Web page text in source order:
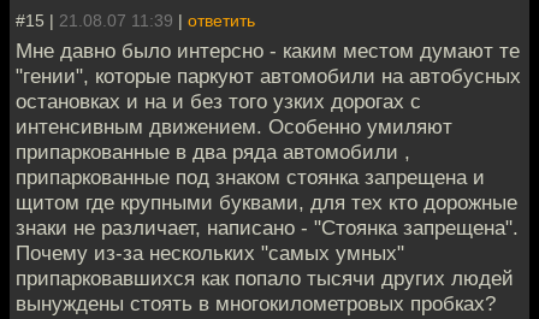
#15 | 21.08.07 11:39 | ответить
Мне давно было интерсно - каким местом думают те
"гении", которые паркуют автомобили на автобусных
остановках и на и без того узких дорогах с
интенсивным движением. Особенно умиляют
припаркованные в два ряда автомобили ,
припаркованные под знаком стоянка запрещена и
щитом где крупными буквами, для тех кто дорожные
знаки не различает, написано - "Стоянка запрещена".
Почему из-за нескольких "самых умных"
припарковавшихся как попало тысячи других людей
вынуждены стоять в многокилометровых пробках?